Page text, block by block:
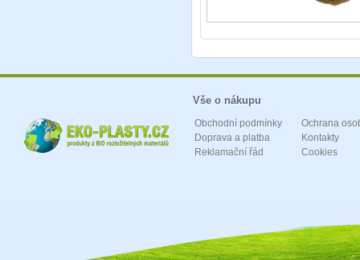
Vše o nákupu
Obchodní podmínky
Doprava a platba
Reklamační řád
Ochrana
Kontakty
Cookies